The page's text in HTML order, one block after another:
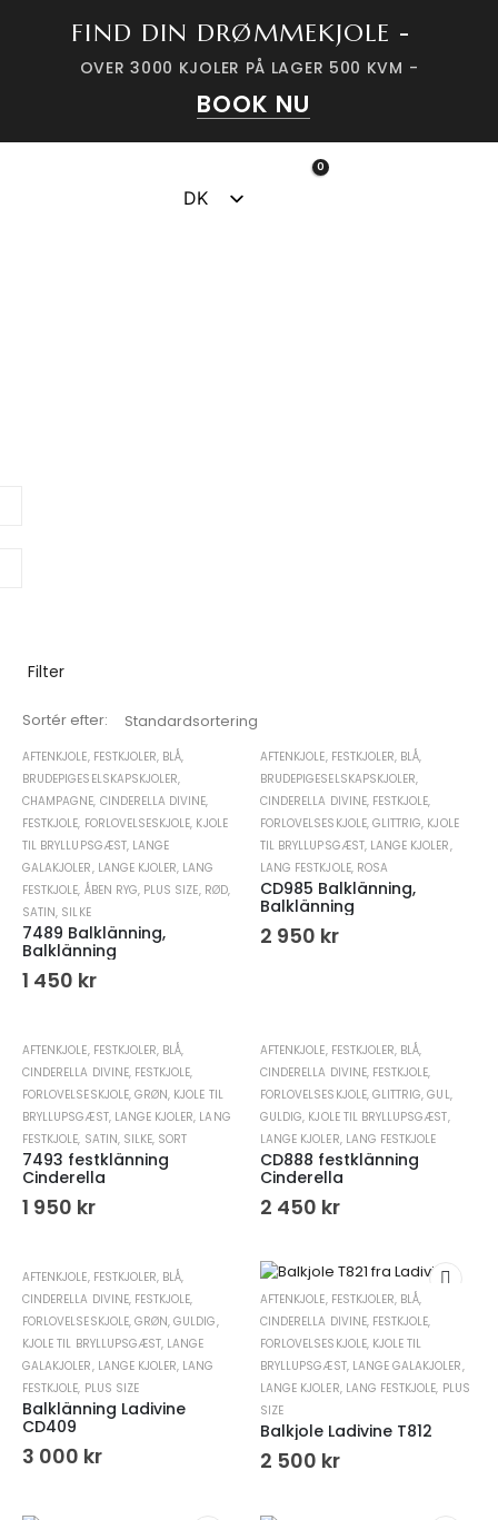
FIND DIN DRØMMEKJOLE -
OVER 3000 KJOLER PÅ LAGER 500 KVM -
BOOK NU
DK
0
FESTKJOLE
FESTKJOLER
Blå
Filter
Sortér efter:
AFTENKJOLE, FESTKJOLER, BLÅ,
BRUDEPIGESELSKAPSKJOLER,
CHAMPAGNE, CINDERELLA DIVINE,
FESTKJOLE, FORLOVELSESKJOLE, KJOLE
TIL BRYLLUPSGÆST, LANGE
GALAKJOLER, LANGE KJOLER, LANG
FESTKJOLE, ÅBEN RYG, PLUS SIZE, RØD,
SATIN, SILKE
7489 Balklänning,
Balklänning
1 450 kr
AFTENKJOLE, FESTKJOLER, BLÅ,
BRUDEPIGESELSKAPSKJOLER,
CINDERELLA DIVINE, FESTKJOLE,
FORLOVELSESKJOLE, GLITTRIG, KJOLE
TIL BRYLLUPSGÆST, LANGE KJOLER,
LANG FESTKJOLE, ROSA
CD985 Balklänning,
Balklänning
2 950 kr
AFTENKJOLE, FESTKJOLER, BLÅ,
CINDERELLA DIVINE, FESTKJOLE,
FORLOVELSESKJOLE, GRØN, KJOLE TIL
BRYLLUPSGÆST, LANGE KJOLER, LANG
FESTKJOLE, SATIN, SILKE, SORT
7493 festklänning
Cinderella
1 950 kr
AFTENKJOLE, FESTKJOLER, BLÅ,
CINDERELLA DIVINE, FESTKJOLE,
FORLOVELSESKJOLE, GLITTRIG,GUL,
GULDIG, KJOLE TIL BRYLLUPSGÆST,
LANGE KJOLER, LANG FESTKJOLE
CD888 festklänning
Cinderella
2 450 kr
AFTENKJOLE, FESTKJOLER, BLÅ,
CINDERELLA DIVINE, FESTKJOLE,
FORLOVELSESKJOLE, GRØN,GULDIG,
KJOLE TIL BRYLLUPSGÆST, LANGE
GALAKJOLER, LANGE KJOLER, LANG
FESTKJOLE, PLUS SIZE
Balklänning Ladivine
CD409
3 000 kr
AFTENKJOLE, FESTKJOLER, BLÅ,
CINDERELLA DIVINE, FESTKJOLE,
FORLOVELSESKJOLE, KJOLE TIL
BRYLLUPSGÆST, LANGE GALAKJOLER,
LANGE KJOLER, LANG FESTKJOLE, PLUS
SIZE
Balkjole Ladivine T812
2 500 kr